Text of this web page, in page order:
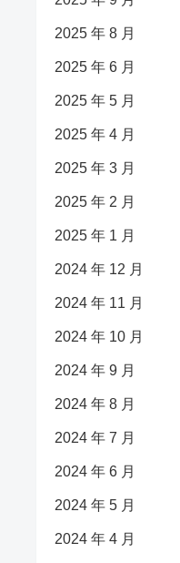
2025 年 8 月
2025 年 6 月
2025 年 5 月
2025 年 4 月
2025 年 3 月
2025 年 2 月
2025 年 1 月
2024 年 12 月
2024 年 11 月
2024 年 10 月
2024 年 9 月
2024 年 8 月
2024 年 7 月
2024 年 6 月
2024 年 5 月
2024 年 4 月